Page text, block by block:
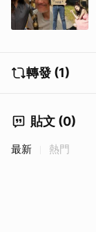
轉發 (1)
貼文 (0)
最新 熱門